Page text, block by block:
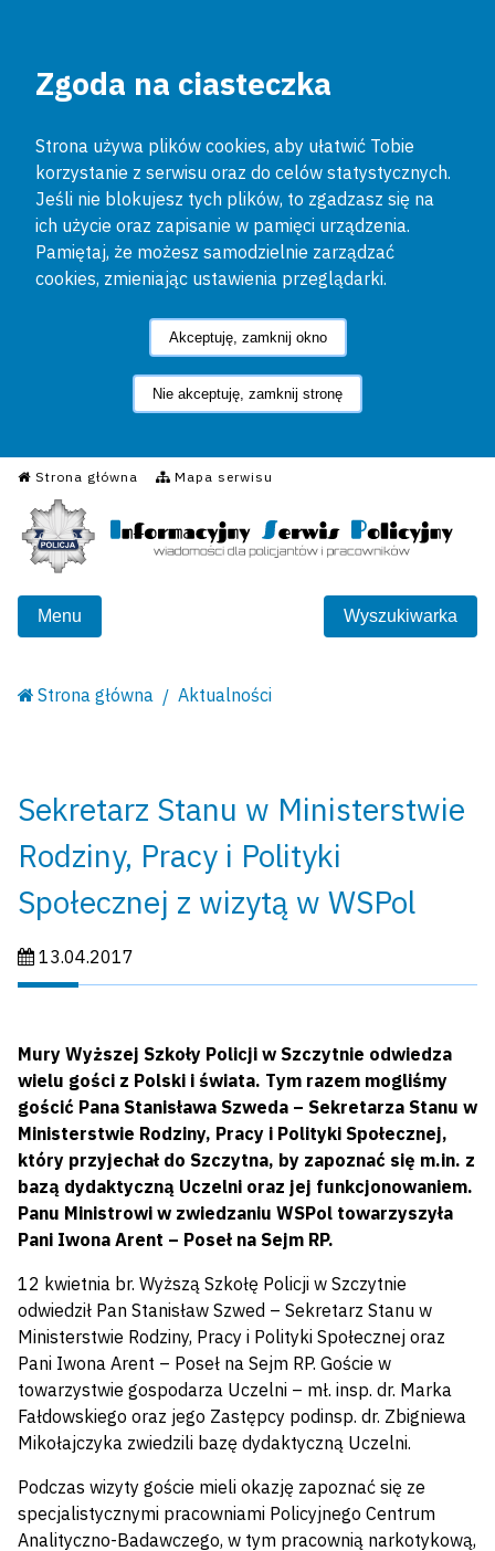
Zgoda na ciasteczka
Strona używa plików cookies, aby ułatwić Tobie
korzystanie z serwisu oraz do celów statystycznych.
Jeśli nie blokujesz tych plików, to zgadzasz się na
ich użycie oraz zapisanie w pamięci urządzenia.
Pamiętaj, że możesz samodzielnie zarządzać
cookies, zmieniając ustawienia przeglądarki.
Akceptuję, zamknij okno
Nie akceptuję, zamknij stronę
Strona główna Mapa serwisu
Informacyjny Serwis
Menu Wyszukiwarka
Strona główna Aktualności
Sekretarz Stanu w Ministerstwie
Rodziny, Pracy i Polityki
Społecznej z wizytą w WSPol
Data publikacji:
13.04.2017
Mury Wyższej Szkoły Policji w Szczytnie odwiedza
wielu gości z Polski i świata. Tym razem mogliśmy
gościć Pana Stanisława Szweda – Sekretarza Stanu w
Ministerstwie Rodziny, Pracy i Polityki Społecznej,
który przyjechał do Szczytna, by zapoznać się m.in. z
bazą dydaktyczną Uczelni oraz jej funkcjonowaniem.
Panu Ministrowi w zwiedzaniu WSPol towarzyszyła
Pani Iwona Arent – Poseł na Sejm RP.
12 kwietnia br. Wyższą Szkołę Policji w Szczytnie
odwiedził Pan Stanisław Szwed – Sekretarz Stanu w
Ministerstwie Rodziny, Pracy i Polityki Społecznej oraz
Pani Iwona Arent – Poseł na Sejm RP. Goście w
towarzystwie gospodarza Uczelni – mł. insp. dr. Marka
Fałdowskiego oraz jego Zastępcy podinsp. dr. Zbigniewa
Mikołajczyka zwiedzili bazę dydaktyczną Uczelni.
Podczas wizyty goście mieli okazję zapoznać się ze
specjalistycznymi pracowniami Policyjnego Centrum
Analityczno-Badawczego, w tym pracownią narkotykową,